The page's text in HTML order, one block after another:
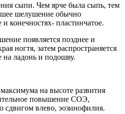
сыпи. Чем ярче была сыпь, тем
шелушение обычно
конечностях- пластинчатое.
появляется позднее и
ногтя, затем распространяется
ладонь и подошву.
на высоте развития
повышение СОЭ,
сдвигом влево, эозинофилия.